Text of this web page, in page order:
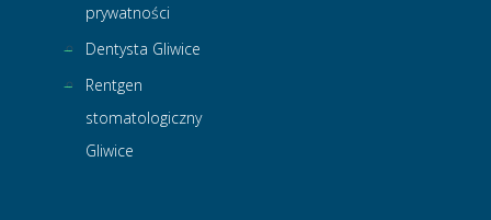
prywatności
Dentysta Gliwice
Rentgen
stomatologiczny
Gliwice